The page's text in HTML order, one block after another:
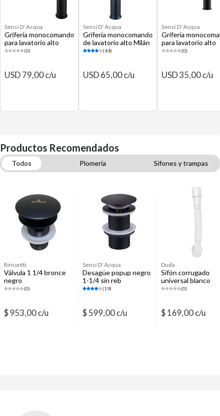
Sensi D' Acqua
Grifería monocomando
para lavatorio alto
Tabor negro
(0)
USD 79,00 c/u
Sensi D' Acqua
Grifería monocomando
de lavatorio alto Milán
negro (44)
USD 65,00 c/u
Sensi D' Acqua
Grifería
para lavatorio alto
Macaron negro
(0)
USD 35,00 c/u
Productos Recomendados
Todos Plomería
Sifones y trampas
Reparación de baños y cocinas
Grifería para duchas
Flexibles de agua
Rimontti
Válvula 1 1/4 bronce
negro
(0)
$ 953,00 c/u
Sensi D' Acqua
Desagüe popup negro
1-1/4 sin reb
(19)
$ 599,00 c/u
Duda
Sifón corrugado
universal blanco
(0)
$ 169,00 c/u